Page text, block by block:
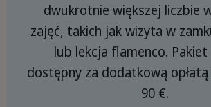
dwukrotnie większej liczbie
zajęć, takich jak wizyta w
lub lekcja flamenco.
dostępny za dodatkową
90 €.